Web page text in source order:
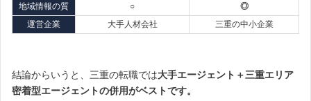
地域情報の質
○
◎
運営企業
大手人材会社 三重の中小企業
結論からいうと、三重の転職では大手エージェント＋三重エリア
密着型エージェントの併用がベストです。